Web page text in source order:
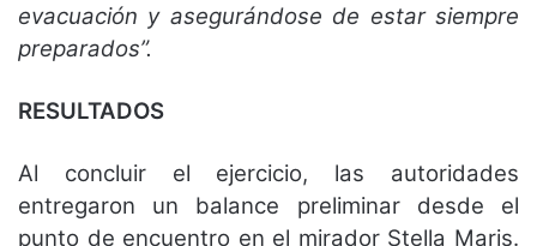
evacuación y asegurándose de estar siempre
preparados”.
RESULTADOS
Al concluir el ejercicio, las autoridades
entregaron un balance preliminar desde el
punto de encuentro en el mirador Stella Maris.